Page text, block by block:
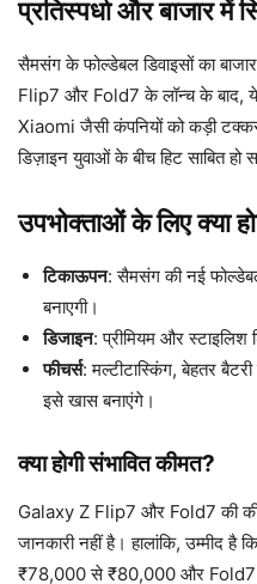
प्रतिस्पर्धा और बाजार में
सैमसंग के फोल्डेबल डिवाइसों का
Flip7 और Fold7 के लॉन्च के बाद,
Xiaomi जैसी कंपनियों को कड़ी
डिज़ाइन युवाओं के बीच हिट साबित हो
उपभोक्ताओं के लिए क्या
टिकाऊपन: सैमसंग की नई
बनाएगी।
डिजाइन: प्रीमियम और स्टाइलिश
फीचर्स: मल्टीटास्किंग, बेहतर
इसे खास बनाएंगे।
क्या होगी संभावित कीमत?
Galaxy Z Flip7 और Fold7 की
जानकारी नहीं है। हालांकि, उम्मीद
₹78,000 से ₹80,000 और Fold7